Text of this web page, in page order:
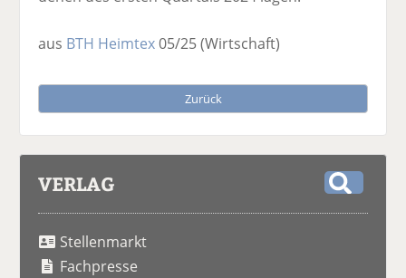
aus BTH Heimtex05/25(Wirtschaft)
Zurück
VERLAG
Stellenmarkt
Fachpresse